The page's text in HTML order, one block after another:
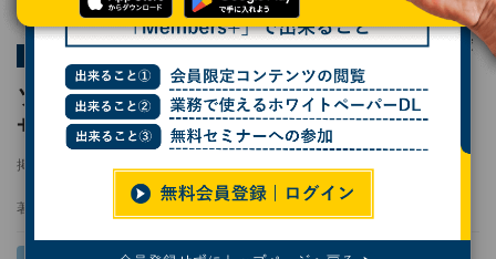
ネットワーク進化論 - モバイルとブロードバンドでビジネス変
革
ソフトバンクが3年前倒しでHAPSのプレ商用
サービスを開始、その背景に競合あり
掲載日 2025/07/10 13:41
著者：